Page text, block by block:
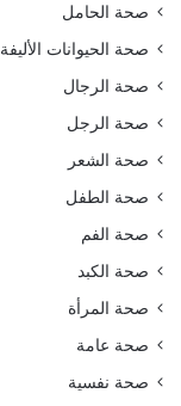
صحة الحامل
صحة الحيوانات الأليفة
صحة الرجال
صحة الرجل
صحة الشعر
صحة الطفل
صحة الفم
صحة الكبد
صحة المرأة
صحة عامة
صحة نفسية